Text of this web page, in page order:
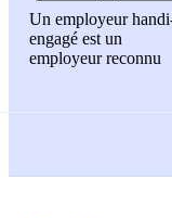
Un employeur
engagé est un
employeur reconnu